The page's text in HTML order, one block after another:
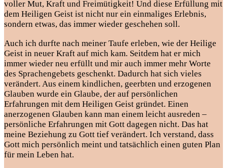
voller Mut, Kraft und Freimütigkeit! Und diese Erfüllung mit
dem Heiligen Geist ist nicht nur ein einmaliges Erlebnis,
sondern etwas, das immer wieder geschehen soll.
Auch ich durfte nach meiner Taufe erleben, wie der Heilige
Geist in neuer Kraft auf mich kam. Seitdem hat er mich
immer wieder neu erfüllt und mir auch immer mehr Worte
des Sprachengebets geschenkt. Dadurch hat sich vieles
verändert. Aus einem kindlichen, geerbten und erzogenen
Glauben wurde ein Glaube, der auf persönlichen
Erfahrungen mit dem Heiligen Geist gründet. Einen
anerzogenen Glauben kann man einem leicht ausreden –
persönliche Erfahrungen mit Gott dagegen nicht. Das hat
meine Beziehung zu Gott tief verändert. Ich verstand, dass
Gott mich persönlich meint und tatsächlich einen guten Plan
für mein Leben hat.